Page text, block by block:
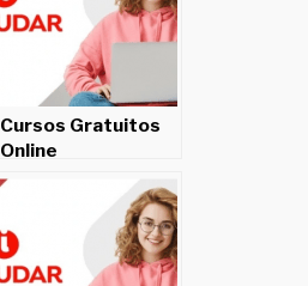
Cursos Gratuitos
Online